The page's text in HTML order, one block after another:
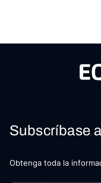
Subscríbase
Obtenga toda la